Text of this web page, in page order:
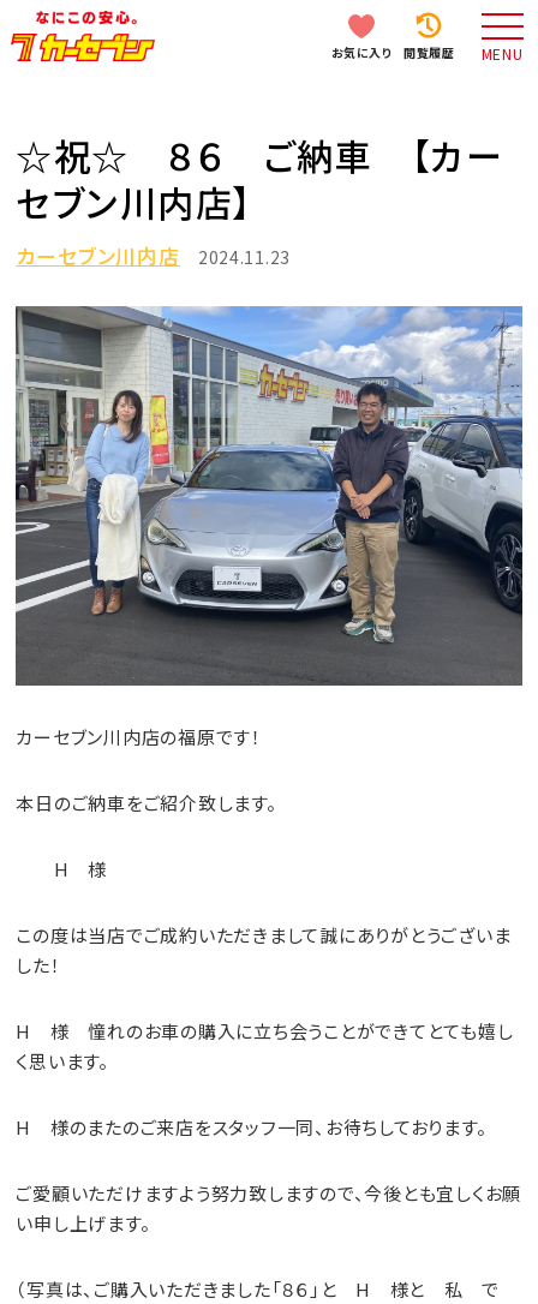
お気に入り 閲覧履歴 MENU
☆祝☆ ８６ ご納車 【カー
セブン川内店】
カーセブン川内店 2024.11.23
カーセブン川内店の福原です！
本日のご納車をご紹介致します。
H 様
この度は当店でご成約いただきまして誠にありがとうございま
した！
H 様 憧れのお車の購入に立ち会うことができてとても嬉し
く思います。
H 様のまたのご来店をスタッフ一同、お待ちしております。
ご愛顧いただけますよう努力致しますので、今後とも宜しくお願
い申し上げます。
（写真は、ご購入いただきました「８６」と H 様と 私 で